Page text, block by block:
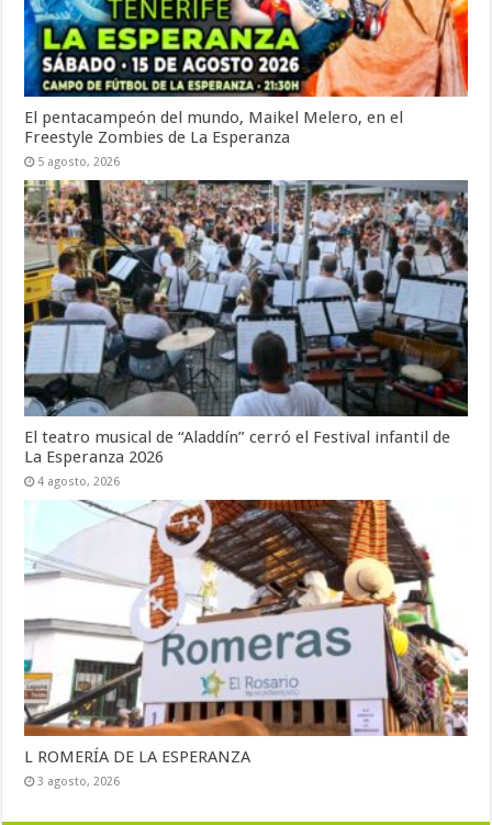
El pentacampeón del mundo, Maikel Melero, en el
Freestyle Zombies de La Esperanza
5 agosto, 2026
El teatro musical de “Aladdín” cerró el Festival infantil de
La Esperanza 2026
4 agosto, 2026
L ROMERÍA DE LA ESPERANZA
3 agosto, 2026